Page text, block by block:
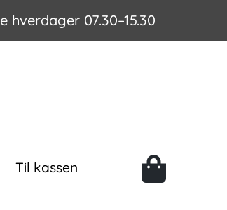
hverdager 07.30–15.30
Til kassen